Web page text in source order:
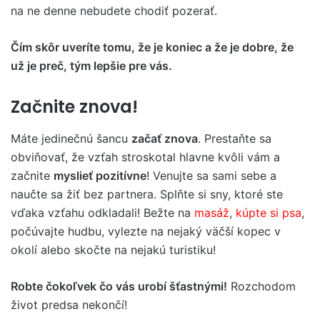
na ne denne nebudete chodiť pozerať.
Čím skôr uveríte tomu, že je koniec a že je dobre, že
už je preč, tým lepšie pre vás.
Začnite znova!
Máte jedinečnú šancu začať znova. Prestaňte sa
obviňovať, že vzťah stroskotal hlavne kvôli vám a
začnite myslieť pozitívne! Venujte sa sami sebe a
naučte sa žiť bez partnera. Splňte si sny, ktoré ste
vďaka vzťahu odkladali! Bežte na masáž, kúpte si psa,
počúvajte hudbu, vylezte na nejaký väčší kopec v
okolí alebo skočte na nejakú turistiku!
Robte čokoľvek čo vás urobí šťastnými! Rozchodom
život predsa nekončí!